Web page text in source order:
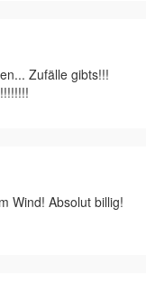
Zufälle gibts!!!
Wind! Absolut billig!